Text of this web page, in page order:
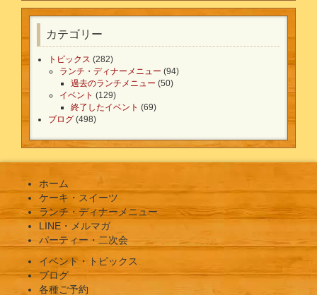
カテゴリー
トピックス (282)
ランチ・ディナーメニュー (94)
過去のランチメニュー (50)
イベント (129)
終了したイベント (69)
ブログ (498)
ホーム
ケーキ・スイーツ
ランチ・ディナーメニュー
LINE・メルマガ
パーティー・二次会
イベント・トピックス
ブログ
各種ご予約